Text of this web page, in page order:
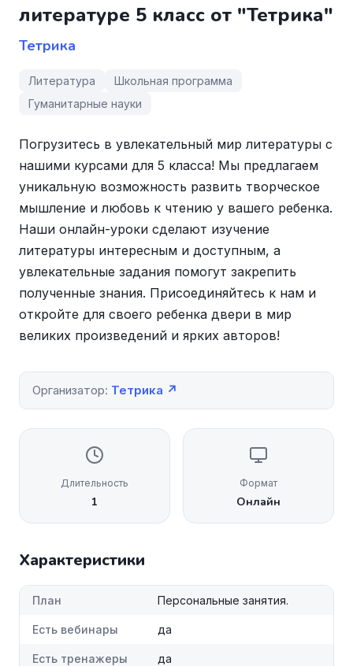
литературе 5 класс от "Тетрика"
Тетрика
Литература
Школьная программа
Гуманитарные науки
Погрузитесь в увлекательный мир литературы с
нашими курсами для 5 класса! Мы предлагаем
уникальную возможность развить творческое
мышление и любовь к чтению у вашего ребенка.
Наши онлайн-уроки сделают изучение
литературы интересным и доступным, а
увлекательные задания помогут закрепить
полученные знания. Присоединяйтесь к нам и
откройте для своего ребенка двери в мир
великих произведений и ярких авторов!
Организатор: Тетрика ↗
Длительность
1
Формат
Онлайн
Характеристики
План Персональные занятия.
Есть вебинары да
Есть тренажеры да